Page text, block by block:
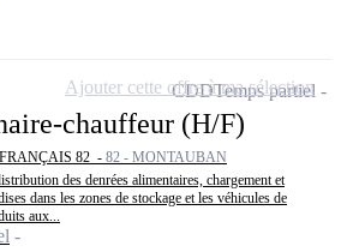
chauffeur (H/F)
82 - 82 - MONTAUBAN
des denrées alimentaires, chargement et
dans les zones de stockage et les véhicules de
aux...
CDDTemps partiel
Ajouter cette offre à ma sélection